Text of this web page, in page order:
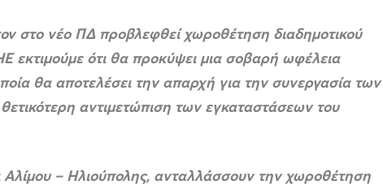
στο νέο ΠΔ προβλεφθεί χωροθέτηση διαδημοτικού
εκτιμούμε ότι θα προκύψει μια σοβαρή ωφέλεια
θα αποτελέσει την απαρχή για την συνεργασία των
αντιμετώπιση των εγκαταστάσεων του
– Ηλιούπολης, ανταλλάσσουν την χωροθέτηση